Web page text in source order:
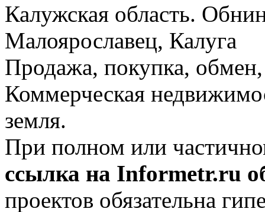
Калужская область.
Малоярославец, Калуга
Продажа, покупка, обмен,
Коммерческая
земля.
При полном или
ссылка на Informetr.ru
проектов обязательна